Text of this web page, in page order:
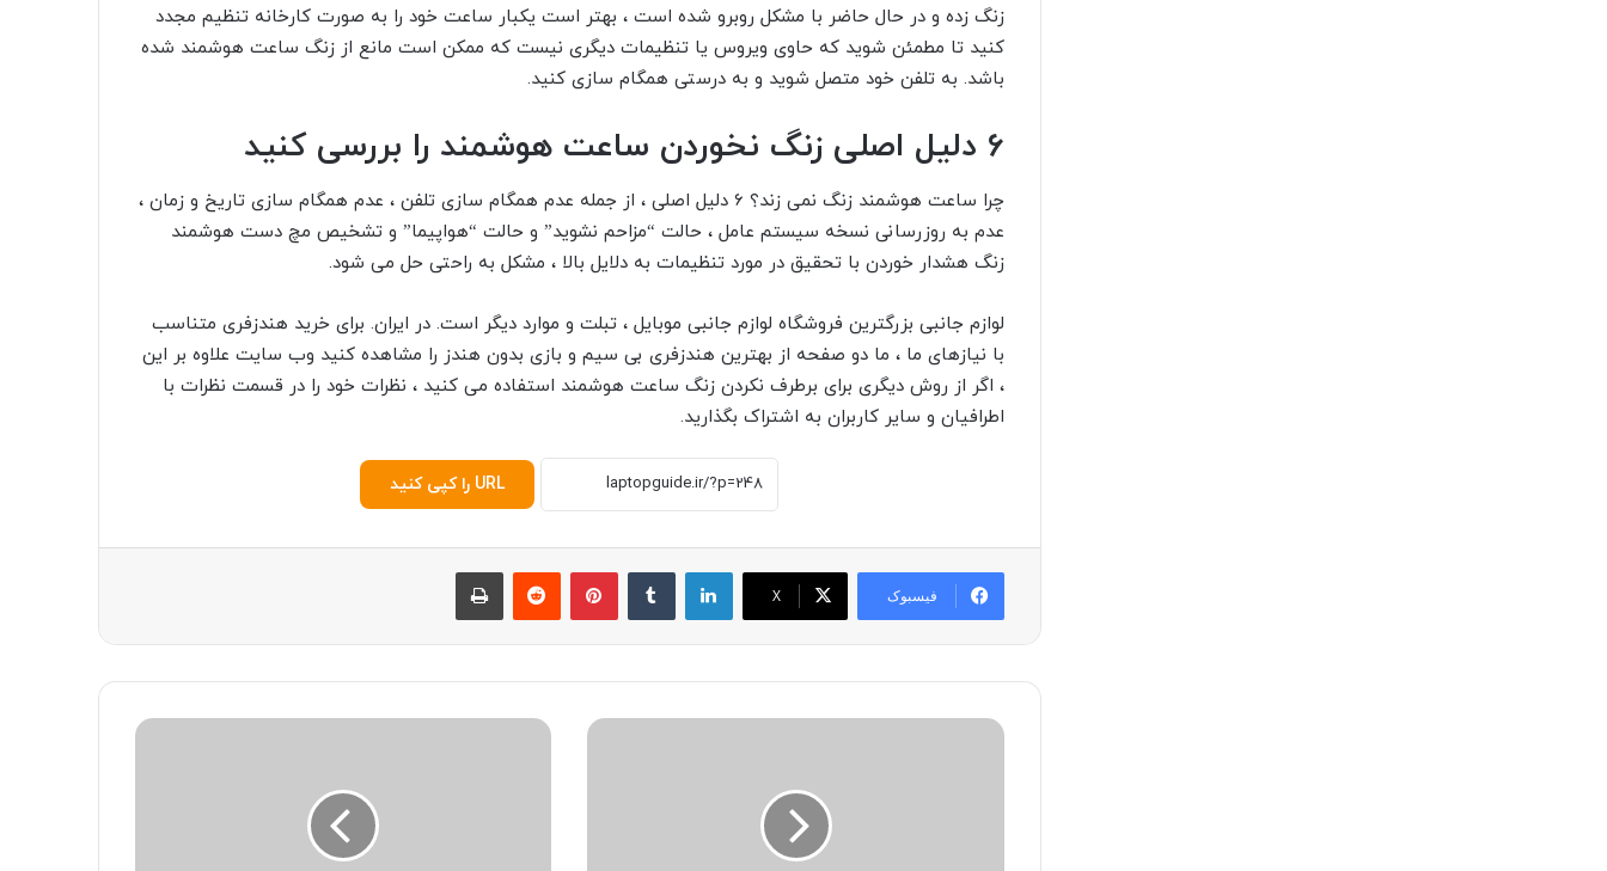
زنگ زده و در حال حاضر با مشکل روبرو شده است ، بهتر است یکبار ساعت خود را به صورت کارخانه تنظیم مجدد
کنید تا مطمئن شوید که حاوی ویروس یا تنظیمات دیگری نیست که ممکن است مانع از زنگ ساعت هوشمند شده
باشد. به تلفن خود متصل شوید و به درستی همگام سازی کنید.
6 دلیل اصلی زنگ نخوردن ساعت هوشمند را بررسی کنید
چرا ساعت هوشمند زنگ نمی زند؟ 6 دلیل اصلی ، از جمله عدم همگام سازی تلفن ، عدم همگام سازی تاریخ و زمان ،
عدم به روزرسانی نسخه سیستم عامل ، حالت “مزاحم نشوید” و حالت “هواپیما” وتشخیص مچ دست هوشمند
زنگ هشدار خوردن با تحقیق در مورد تنظیمات به دلایل بالا ، مشکل به راحتی حل می شود.
لوازم جانبی بزرگترین فروشگاه لوازم جانبی موبایل ، تبلت و موارد دیگر است. در ایران. برای خرید هندزفری متناسب
با نیازهای ما ، ما دو صفحه از بهترین هندزفری بی سیم و بازی بدون هندز را مشاهده کنید وب سایت علاوه بر این
، اگر از روش دیگری برای برطرف نکردن زنگ ساعت هوشمند استفاده می کنید ، نظرات خود را در قسمت نظرات با
اطرافیان و سایر کاربران به اشتراک بگذارید.
URL را کپی کنید
فیسبوک X
لینکدین پینترست ‫رددیت
چ
چ